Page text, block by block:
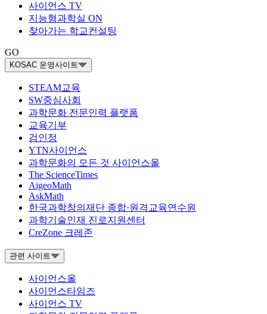
사이언스 TV
지능형과학실 ON
찾아가는 학교컨설팅
GO
KOSAC 운영사이트
STEAM교육
SW중심사회
과학문화 전문인력 플랫폼
교육기부
검인정
YTN사이언스
과학문화의 모든 것 사이언스올
The ScienceTimes
AigeoMath
AskMath
한국과학창의재단 종합·원격교육연수원
과학기술인재 진로지원센터
CreZone 크레존
관련 사이트
사이언스올
사이언스타임즈
사이언스 TV